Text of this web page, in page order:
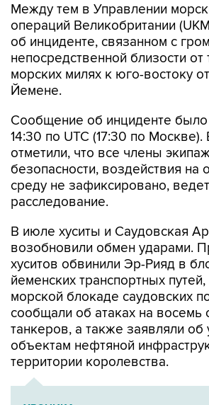
Между тем в Управлении
операций Великобритании
об инциденте, связанном с
непосредственной близости
морских милях к юго-востоку
Йемене.
Сообщение об инциденте было
14:30 по UTC (17:30 по Москве).
отметили, что все члены
безопасности, воздействия
среду не зафиксировано,
расследование.
В июле хуситы и Саудовская
возобновили обмен ударами.
хуситов обвинили Эр-Рияд в
йеменских транспортных
морской блокаде саудовских
сообщали об атаках на восемь
танкеров, а также заявляли об
объектам нефтяной
территории королевства.